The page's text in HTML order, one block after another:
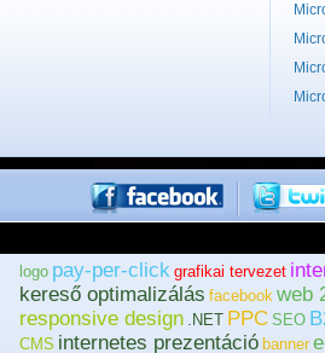
logo pay-per-click grafikai tervezet
kereső optimalizálás facebook web
responsive design .NET PPC SEO
CMS internetes prezentáció banner